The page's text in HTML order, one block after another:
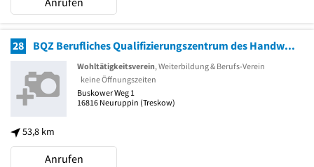
28 BQZ Berufliches Qualifizierungszentrum des Handwerks Ver. f. Berufsbildung e.V. Berufsbildungsstätte
53,8 km
Wohltätigkeitsverein, Weiterbildung & Berufs-Verein
keine Öffnungszeiten
Buskower Weg 1
16816 Neuruppin (Treskow)
Anrufen